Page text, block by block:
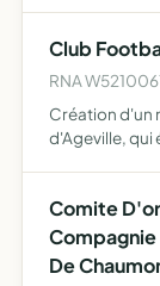
Club
RNA
Création d'un
d'Ageville, qui
Comite
De